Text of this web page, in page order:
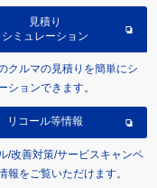
見積り
シミュレーション
クルマの見積りを簡単にシ
ションできます。
リコール等情報
/改善対策/サービスキャンペ
報をご覧いただけます。